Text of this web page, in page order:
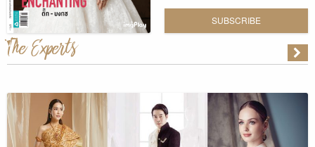
SUBSCRIBE
The Experts